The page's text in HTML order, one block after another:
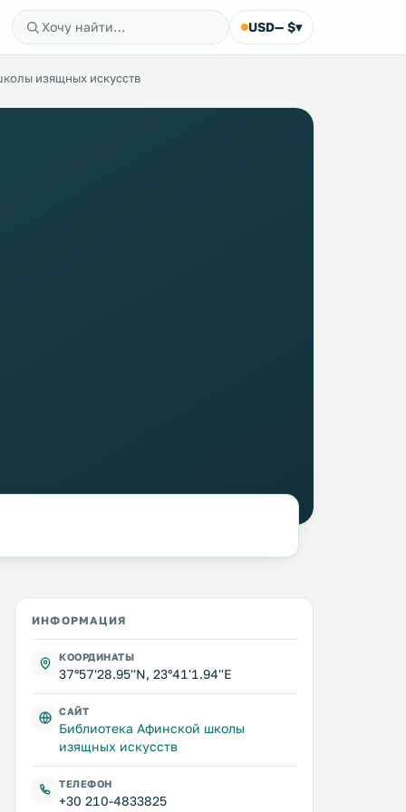
USD— $▾
изящных искусств
ИНФОРМАЦИЯ
КООРДИНАТЫ
37°57'28.95''N, 23°41'1.94''E
САЙТ
Библиотека Афинской школы
изящных искусств
ТЕЛЕФОН
+30 210-4833825